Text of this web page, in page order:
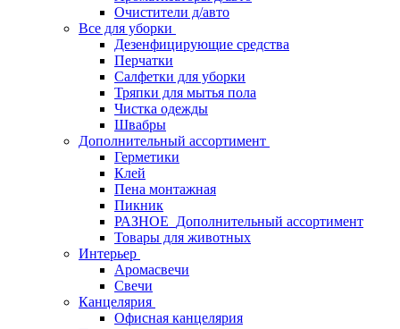
Очистители д/авто
Все для уборки
Дезенфицирующие средства
Перчатки
Салфетки для уборки
Тряпки для мытья пола
Чистка одежды
Швабры
Дополнительный ассортимент
Герметики
Клей
Пена монтажная
Пикник
РАЗНОЕ_Дополнительный ассортимент
Товары для животных
Интерьер
Аромасвечи
Свечи
Канцелярия
Офисная канцелярия